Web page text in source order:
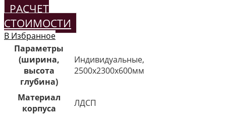
РАСЧЕТ
СТОИМОСТИ
В Избранное
Параметры
(ширина,
высота
глубина)
Индивидуальные,
2500х2300х600мм
Материал
корпуса
ЛДСП